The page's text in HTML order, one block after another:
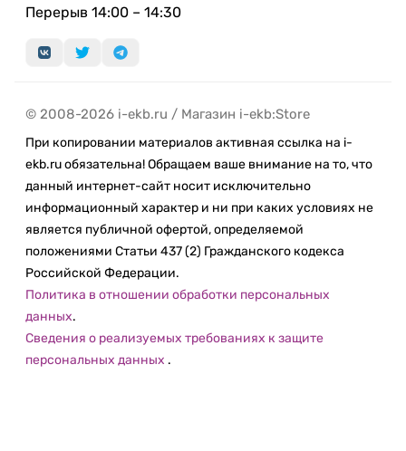
Перерыв 14:00 – 14:30
© 2008-2026 i-ekb.ru / Магазин i-ekb:Store
При копировании материалов активная ссылка на i-
ekb.ru обязательна! Обращаем ваше внимание на то, что
данный интернет-сайт носит исключительно
информационный характер и ни при каких условиях не
является публичной офертой, определяемой
положениями Статьи 437 (2) Гражданского кодекса
Российской Федерации.
Политика в отношении обработки персональных
данных.
Сведения о реализуемых требованиях к защите
персональных данных .